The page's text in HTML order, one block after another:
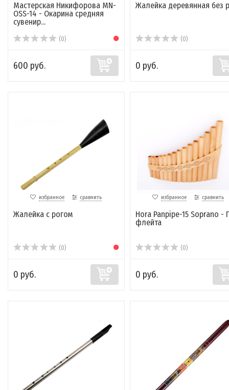
Мастерская Никифорова MN-
OSS-14 - Окарина средняя
сувенир...
(0)
600 руб.
Жалейка деревянная без
(0)
0 руб.
избранное сравнить
Жалейка с рогом
(0)
0 руб.
избранное сравнить
Hora Panpipe-15 Soprano -
флейта
(0)
0 руб.